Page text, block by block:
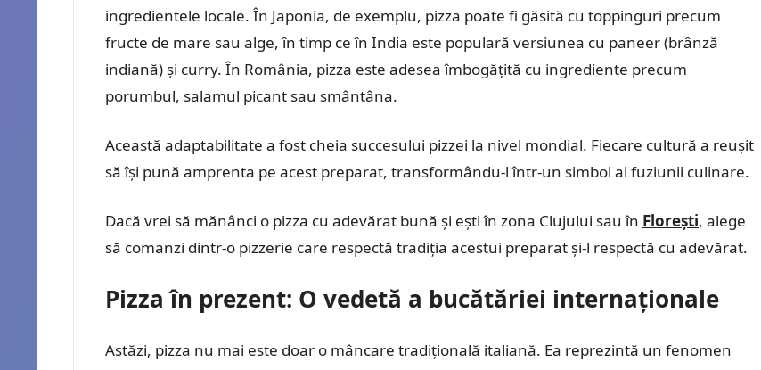
ingredientele locale. În Japonia, de exemplu, pizza poate fi găsită cu toppinguri precum
fructe de mare sau alge, în timp ce în India este populară versiunea cu paneer (brânză
indiană) și curry. În România, pizza este adesea îmbogățită cu ingrediente precum
porumbul, salamul picant sau smântâna.
Această adaptabilitate a fost cheia succesului pizzei la nivel mondial. Fiecare cultură a reușit
să își pună amprenta pe acest preparat, transformându-l într-un simbol al fuziunii culinare.
Dacă vrei să mănânci o pizza cu adevărat bună și ești în zona Clujului sau în Florești, alege
să comanzi dintr-o pizzerie care respectă tradiția acestui preparat și-l respectă cu adevărat.
Pizza în prezent: O vedetă a bucătăriei internaționale
Astăzi, pizza nu mai este doar o mâncare tradițională italiană. Ea reprezintă un fenomen